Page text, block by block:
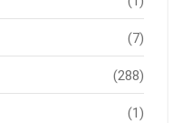
(7)
(288)
(1)